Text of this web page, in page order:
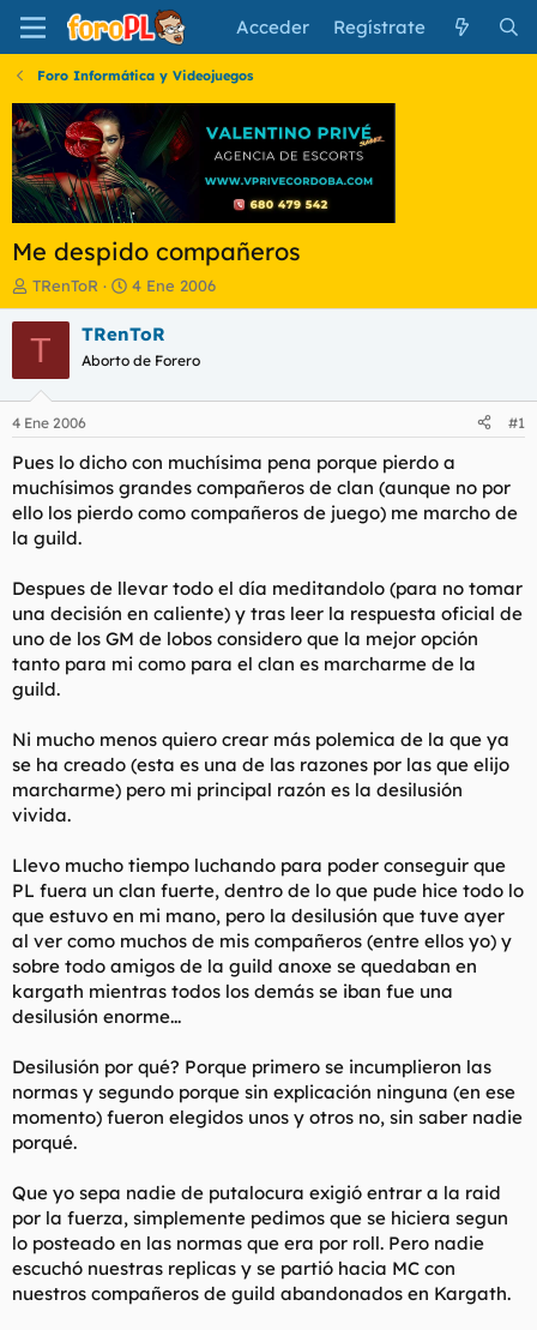
Acceder Regístrate
Foro Informática y Videojuegos
Me despido compañeros
I
n
i
a
d
o
r
e
l
t
m
a
TRenToR
F
e
c
a
i
n
c
i
4 Ene 2006
T TRenToR
Aborto de Forero
4 Ene 2006 #1
Pues lo dicho con muchísima pena porque pierdo a
muchísimos grandes compañeros de clan (aunque no por
ello los pierdo como compañeros de juego) me marcho de
la guild.
Despues de llevar todo el día meditandolo (para no tomar
una decisión en caliente) y tras leer la respuesta oficial de
uno de los GM de lobos considero que la mejor opción
tanto para mi como para el clan es marcharme de la
guild.
Ni mucho menos quiero crear más polemica de la que ya
se ha creado (esta es una de las razones por las que elijo
marcharme) pero mi principal razón es la desilusión
vivida.
Llevo mucho tiempo luchando para poder conseguir que
PL fuera un clan fuerte, dentro de lo que pude hice todo lo
que estuvo en mi mano, pero la desilusión que tuve ayer
al ver como muchos de mis compañeros (entre ellos yo) y
sobre todo amigos de la guild anoxe se quedaban en
kargath mientras todos los demás se iban fue una
desilusión enorme...
Desilusión por qué? Porque primero se incumplieron las
normas y segundo porque sin explicación ninguna (en ese
momento) fueron elegidos unos y otros no, sin saber nadie
porqué.
Que yo sepa nadie de putalocura exigió entrar a la raid
por la fuerza, simplemente pedimos que se hiciera segun
lo posteado en las normas que era por roll. Pero nadie
escuchó nuestras replicas y se partió hacia MC con
nuestros compañeros de guild abandonados en Kargath.